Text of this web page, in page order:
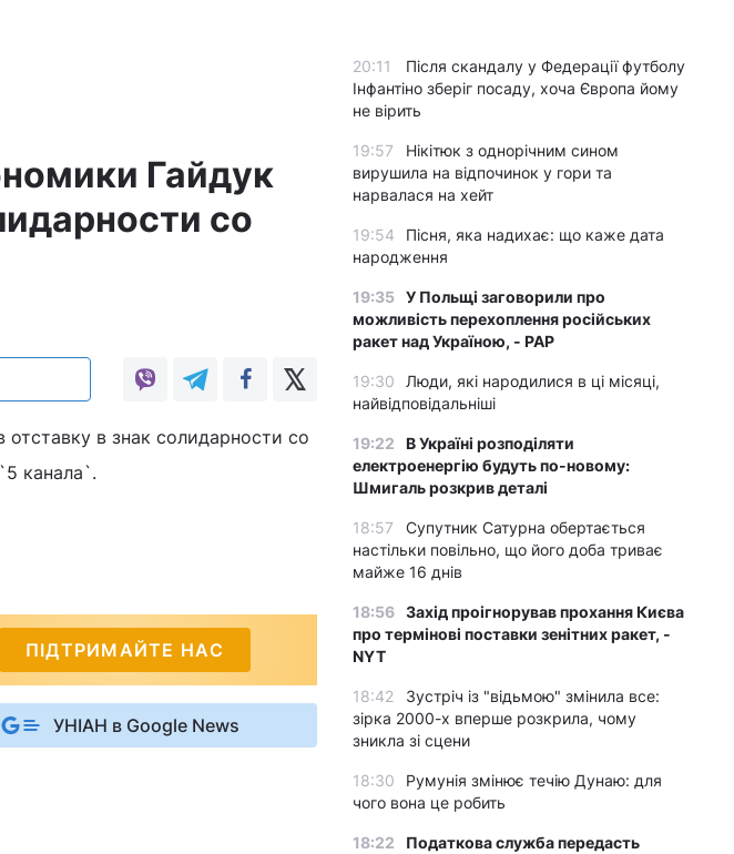
Гайдук
со
в знак солидарности со
канала`.
ПІДТРИМАЙТЕ НАС
УНІАН в Google News
20:11
Після скандалу у Федерації футболу
Інфантіно зберіг посаду, хоча Європа йому
не вірить
19:57
Нікітюк з однорічним сином
вирушила на відпочинок у гори та
нарвалася на хейт
19:54
Пісня, яка надихає: що каже дата
народження
19:35 У Польщі заговорили про
можливість перехоплення російських
ракет над Україною, - PAP
19:30
Люди, які народилися в ці місяці,
найвідповідальніші
19:22
В Україні розподіляти
електроенергію будуть по-новому:
Шмигаль розкрив деталі
18:57
Супутник Сатурна обертається
настільки повільно, що його доба триває
майже 16 днів
18:56 Захід проігнорував прохання Києва
про термінові поставки зенітних ракет, -
NYT
18:42
Зустріч із "відьмою" змінила все:
зірка 2000-х вперше розкрила, чому
зникла зі сцени
18:30
Румунія змінює течію Дунаю: для
чого вона це робить
18:22
Податкова служба передасть